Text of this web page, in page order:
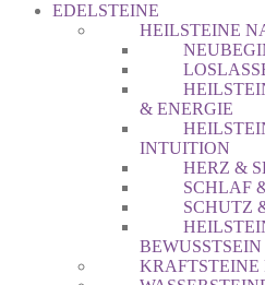
EDELSTEINE
HEILSTEINE
& ENERGIE
INTUITION
HERZ &
SCHLAF
SCHUTZ
BEWUSSTSEIN
KRAFTSTEINE